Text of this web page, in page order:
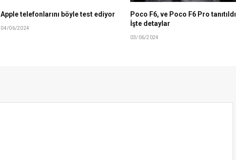
Apple telefonlarını böyle test ediyor
04/06/2024
Poco F6, ve Poco F6 Pro tanıtıldı
İşte detaylar
03/06/2024